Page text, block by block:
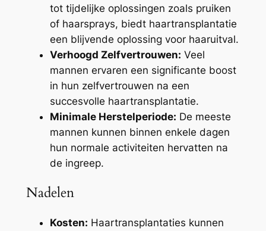
tot tijdelijke oplossingen zoals pruiken
of haarsprays, biedt haartransplantatie
een blijvende oplossing voor haaruitval.
Verhoogd Zelfvertrouwen: Veel
mannen ervaren een significante boost
in hun zelfvertrouwen na een
succesvolle haartransplantatie.
Minimale Herstelperiode: De meeste
mannen kunnen binnen enkele dagen
hun normale activiteiten hervatten na
de ingreep.
Nadelen
Kosten: Haartransplantaties kunnen